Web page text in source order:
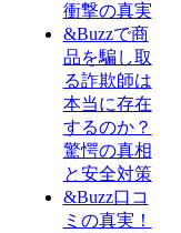
衝撃の真実
&Buzzで商
品を騙し取
る詐欺師は
本当に存在
するのか？
驚愕の真相
と安全対策
&Buzz口コ
ミの真実！